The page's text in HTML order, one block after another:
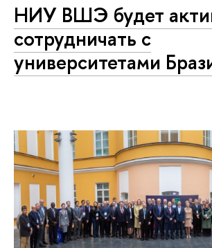
НИУ ВШЭ будет
сотрудничать с
университетами